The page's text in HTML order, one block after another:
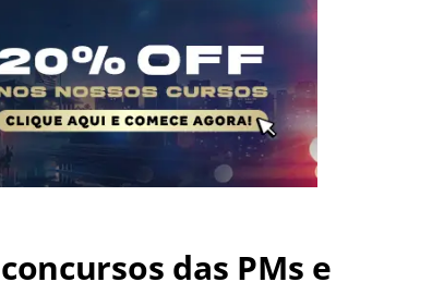
das PMs e